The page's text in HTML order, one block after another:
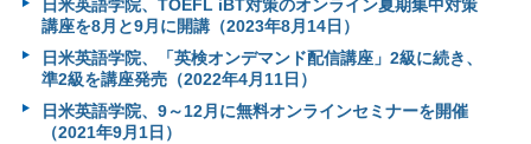
日米英語学院、TOEFL iBT対策のオンライン夏期集中対策
講座を8月と9月に開講（2023年8月14日）
日米英語学院、「英検オンデマンド配信講座」2級に続き、
準2級を講座発売（2022年4月11日）
日米英語学院、9～12月に無料オンラインセミナーを開催
（2021年9月1日）